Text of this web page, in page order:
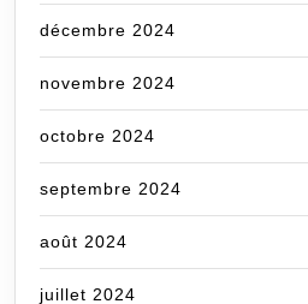
décembre 2024
novembre 2024
octobre 2024
septembre 2024
août 2024
juillet 2024